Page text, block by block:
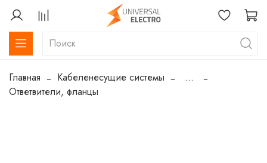
Главная Кабеленесущие системы
...
Ответвители, фланцы